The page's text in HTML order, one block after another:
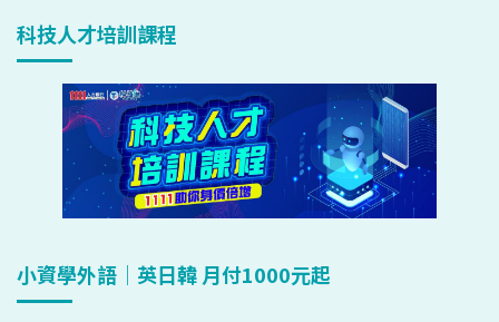
科技人才培訓課程
小資學外語｜英日韓 月付1000元起